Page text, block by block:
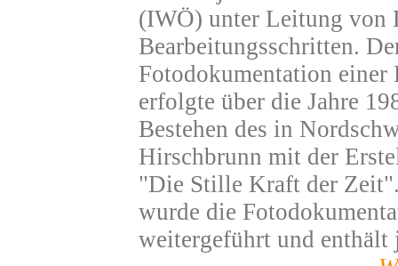
(IWÖ) unter Leitung von
Bearbeitungsschritten.
Fotodokumentation
erfolgte über die Jahre
Bestehen des in
Hirschbrunn mit der
"Die Stille Kraft der
wurde die
weitergeführt und